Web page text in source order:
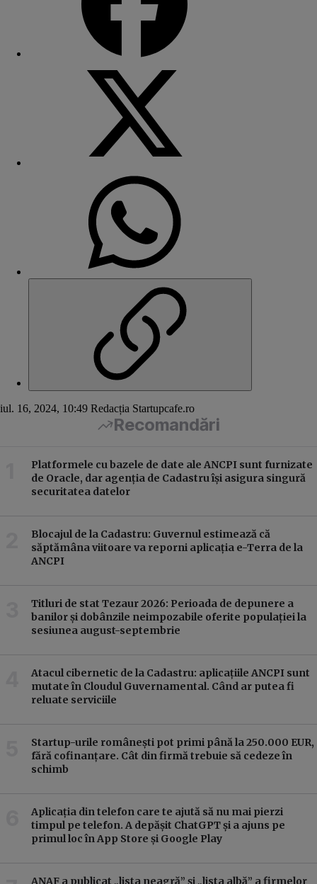
iul. 16, 2024, 10:49 Redacția Startupcafe.ro
Recomandări
Platformele cu bazele de date ale ANCPI sunt furnizate
de Oracle, dar agenția de Cadastru își asigura singură
securitatea datelor
Blocajul de la Cadastru: Guvernul estimează că
săptămâna viitoare va reporni aplicația e-Terra de la
ANCPI
Titluri de stat Tezaur 2026: Perioada de depunere a
banilor și dobânzile neimpozabile oferite populației la
sesiunea august-septembrie
Atacul cibernetic de la Cadastru: aplicațiile ANCPI sunt
mutate în Cloudul Guvernamental. Când ar putea fi
reluate serviciile
Startup-urile românești pot primi până la 250.000 EUR,
fără cofinanțare. Cât din firmă trebuie să cedeze în
schimb
Aplicația din telefon care te ajută să nu mai pierzi
timpul pe telefon. A depășit ChatGPT și a ajuns pe
primul loc în App Store și Google Play
ANAF a publicat „lista neagră” și „lista albă” a firmelor